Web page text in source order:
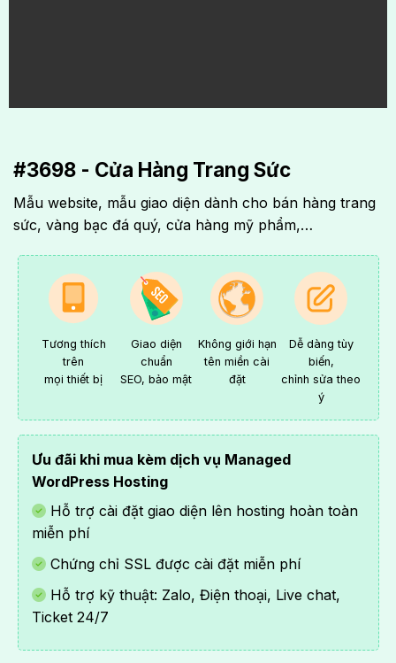
#3698 - Cửa Hàng Trang Sức
Mẫu website, mẫu giao diện dành cho bán hàng trang
sức, vàng bạc đá quý, cửa hàng mỹ phẩm,…
Tương thích
trên
mọi thiết bị
Giao diện
chuẩn
SEO, bảo mật
Không giới hạn
tên miền cài
đặt
Dễ dàng tùy
biến,
chỉnh sửa theo
ý
Ưu đãi khi mua kèm dịch vụ Managed
WordPress Hosting
Hỗ trợ cài đặt giao diện lên hosting hoàn toàn
miễn phí
Chứng chỉ SSL được cài đặt miễn phí
Hỗ trợ kỹ thuật: Zalo, Điện thoại, Live chat,
Ticket 24/7